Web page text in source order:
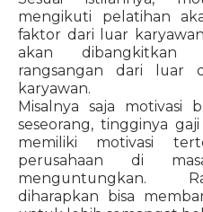
mengikuti pelatihan
faktor dari luar
akan dibangkitkan
rangsangan dari luar
karyawan.
Misalnya saja motivasi
seseorang, tingginya
memiliki motivasi
perusahaan di
menguntungkan.
diharapkan bisa